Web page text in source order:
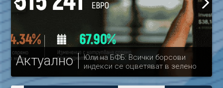
Актуално
Юли на БФБ: Всички борсови
индекси се оцветяват в зелено